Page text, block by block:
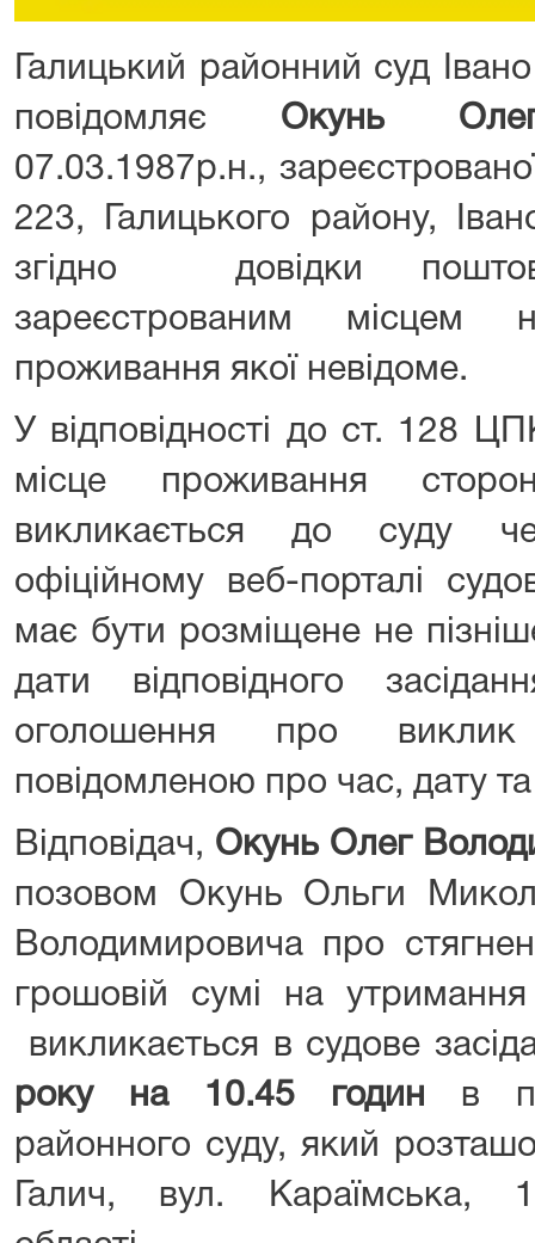
Галицький районний суд
повідомляє Окунь
07.03.1987р.н.,
223, Галицького району,
згідно довідки
зареєстрованим місцем
проживання якої невідоме.
У відповідності до ст. 128
місце проживання
викликається до суду
офіційному веб-порталі
має бути розміщене не
дати відповідного
оголошення про
повідомленою про час, дату
Відповідач, Окунь Олег
позовом Окунь Ольги
Володимировича про
грошовій сумі на утримання
викликається в судове
року на 10.45 годин в
районного суду, який
Галич, вул. Караїмська,